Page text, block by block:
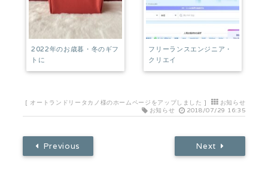
2022年のお歳暮・冬のギフ
トに
フリーランスエンジニア・
クリエイ
[ オートランドリータカノ様のホームページをアップしました ]
お知らせ
お知らせ
2018/07/29 16:35
Previous Next